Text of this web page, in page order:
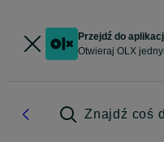
Przejdź do
Otwieraj OLX
Znajdź coś